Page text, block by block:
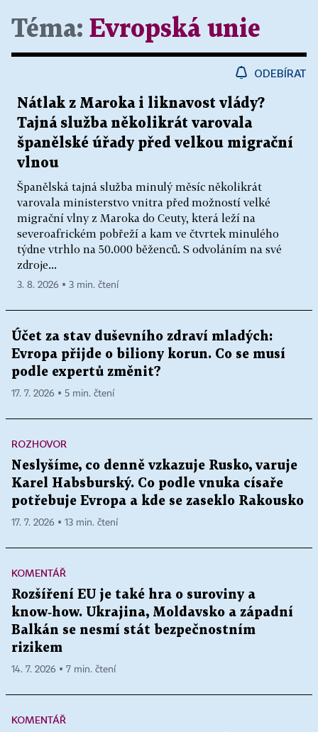
Téma: Evropská unie
ODEBÍRAT
Nátlak z Maroka i liknavost vlády?
Tajná služba několikrát varovala
španělské úřady před velkou migrační
vlnou
Španělská tajná služba minulý měsíc několikrát
varovala ministerstvo vnitra před možností velké
migrační vlny z Maroka do Ceuty, která leží na
severoafrickém pobřeží a kam ve čtvrtek minulého
týdne vtrhlo na 50.000 běženců. S odvoláním na své
zdroje...
3. 8. 2026 ▪ 3 min. čtení
Účet za stav duševního zdraví mladých:
Evropa přijde o biliony korun. Co se musí
podle expertů změnit?
17. 7. 2026 ▪ 5 min. čtení
ROZHOVOR
Neslyšíme, co denně vzkazuje Rusko, varuje
Karel Habsburský. Co podle vnuka císaře
potřebuje Evropa a kde se zaseklo Rakousko
17. 7. 2026 ▪ 13 min. čtení
KOMENTÁŘ
Rozšíření EU je také hra o suroviny a
know‑how. Ukrajina, Moldavsko a západní
Balkán se nesmí stát bezpečnostním
rizikem
14. 7. 2026 ▪ 7 min. čtení
KOMENTÁŘ